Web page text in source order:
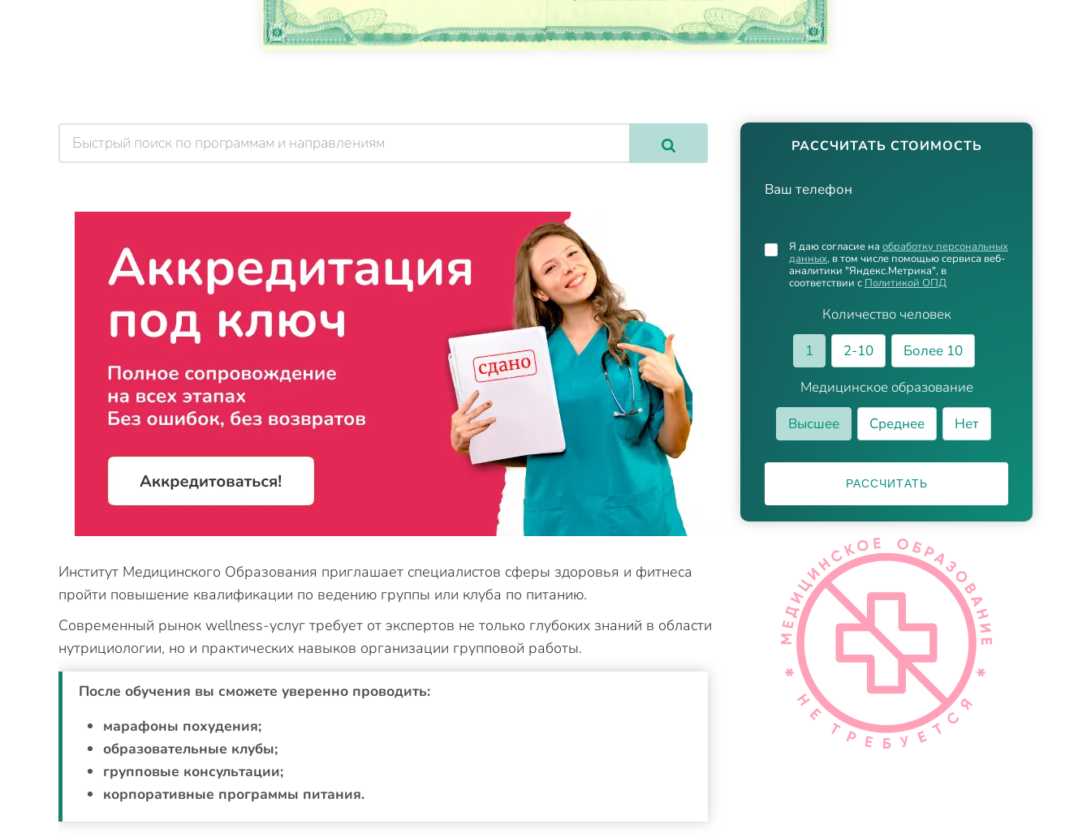
РАССЧИТАТЬ СТОИМОСТЬ
Ваш телефон
Количество человек
1
2-10
Более 10
Медицинское образование
Высшее
Среднее Нет
Я даю согласие на обработку персональных
данных, в том числе помощью сервиса веб-
аналитики "Яндекс.Метрика", в
соответствии с Политикой ОПД
РАССЧИТАТЬ
Институт Медицинского Образования приглашает специалистов сферы здоровья и фитнеса
пройти повышение квалификации по ведению группы или клуба по питанию.
Современный рынок wellness-услуг требует от экспертов не только глубоких знаний в области
нутрициологии, но и практических навыков организации групповой работы.
После обучения вы сможете уверенно проводить:
марафоны похудения;
образовательные клубы;
групповые консультации;
корпоративные программы питания.